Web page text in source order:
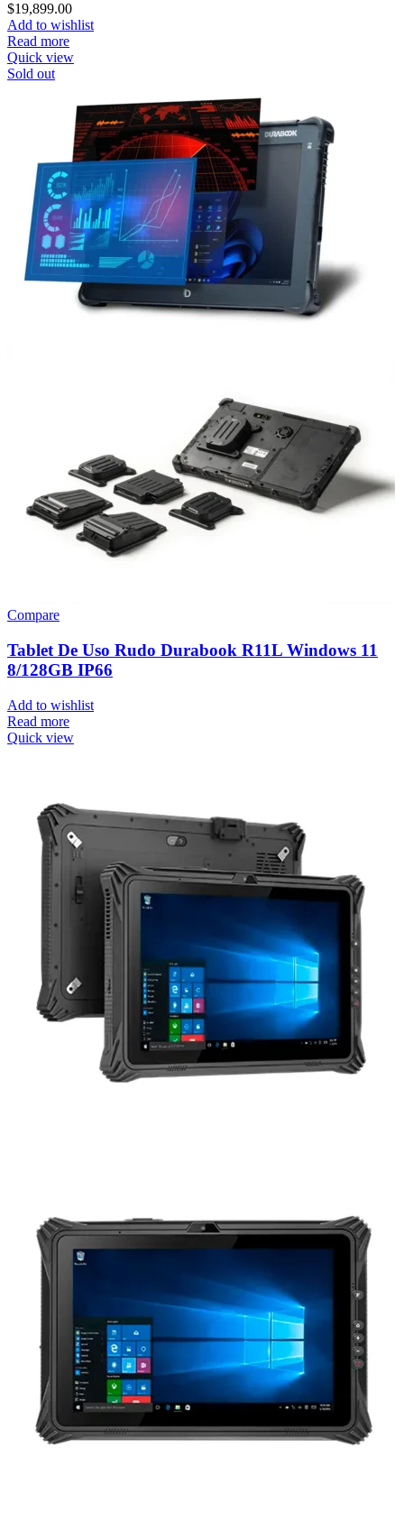
$19,899.00
Add to wishlist
Read more
Quick view
Sold out
Compare
Tablet De Uso Rudo Durabook R11L Windows 11
8/128GB IP66
Add to wishlist
Read more
Quick view